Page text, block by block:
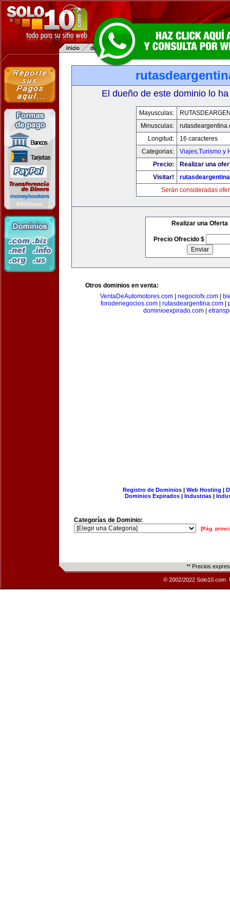
El dueño de este dominio lo
Mayusculas:
Minusculas:
Longitud:
16 caracteres
Categorias:
Viajes,Turismo y
Precio:
Realizar una
Visitar!
Serán consideradas
Realizar una Oferta
Precio Ofrecido $
Otros dominios en venta:
VentaDeAutomotores.com
negociofx.com
forodenegocios.com| rutasdeargentina.com|
dominioexpirado.com|
Registro de Dominios| Web Hosting |
Dominios Expirados | Industrias |
Categorías de Dominio:
[Pág.
** Precios
© 2002/2022 Solo10.com